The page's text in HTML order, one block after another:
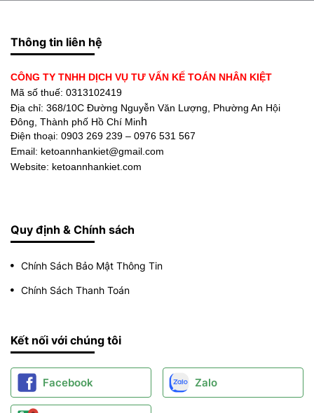
Thông tin liên hệ
CÔNG TY TNHH DỊCH VỤ TƯ VẤN KẾ TOÁN NHÂN KIỆT
Mã số thuế: 0313102419
Địa chỉ: 368/10C Đường Nguyễn Văn Lượng, Phường An Hội
Đông, Thành phố Hồ Chí Minh
Điện thoại: 0903 269 239 – 0976 531 567
Email: ketoannhankiet@gmail.com
Website: ketoannhankiet.com
Quy định & Chính sách
Chính Sách Bảo Mật Thông Tin
Chính Sách Thanh Toán
Kết nối với chúng tôi
Facebook Zalo